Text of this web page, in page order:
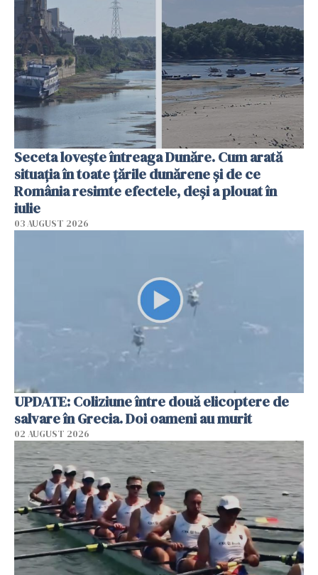
Seceta lovește întreaga Dunăre. Cum arată
situația în toate țările dunărene și de ce
România resimte efectele, deși a plouat în
iulie
03 AUGUST 2026
UPDATE: Coliziune între două elicoptere de
salvare în Grecia. Doi oameni au murit
02 AUGUST 2026